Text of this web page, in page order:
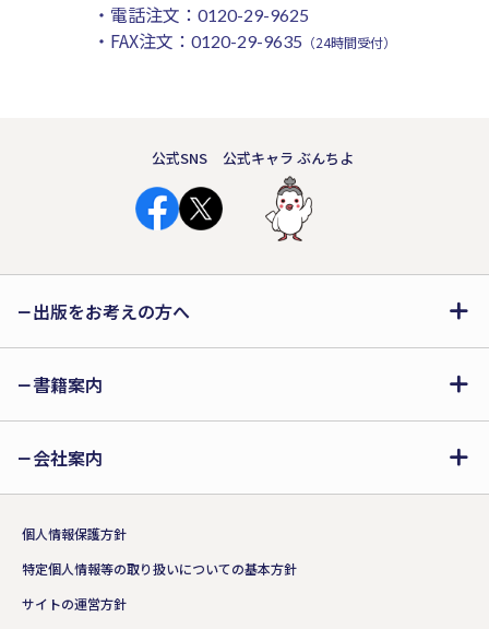
・電話注文： 0120-29-9625
・FAX注文： 0120-29-9635 （24時間受付）
公式SNS 公式キャラ ぶんちよ
出版をお考えの方へ
書籍案内
会社案内
個人情報保護方針
特定個人情報等の取り扱いについての基本方針
サイトの運営方針